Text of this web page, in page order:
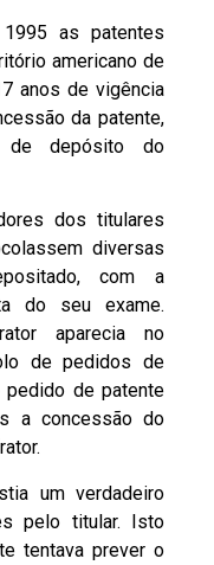
as patentes
americano de
anos de vigência
da patente,
de depósito do
dos titulares
diversas
com a
do seu exame.
aparecia no
de pedidos de
pedido de patente
a concessão do
um verdadeiro
pelo titular. Isto
tentava prever o